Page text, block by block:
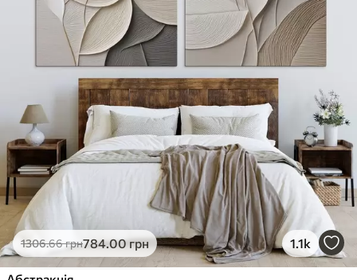
1306.66грн784.00грн 1.1k